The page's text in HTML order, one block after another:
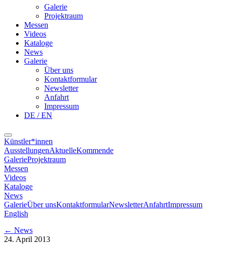
Galerie
Projektraum
Messen
Videos
Kataloge
News
Galerie
Über uns
Kontaktformular
Newsletter
Anfahrt
Impressum
DE / EN
Künstler*innen
AusstellungenAktuelleKommende
GalerieProjektraum
Messen
Videos
Kataloge
News
GalerieÜber unsKontaktformularNewsletterAnfahrtImpressum
English
← News
24. April 2013